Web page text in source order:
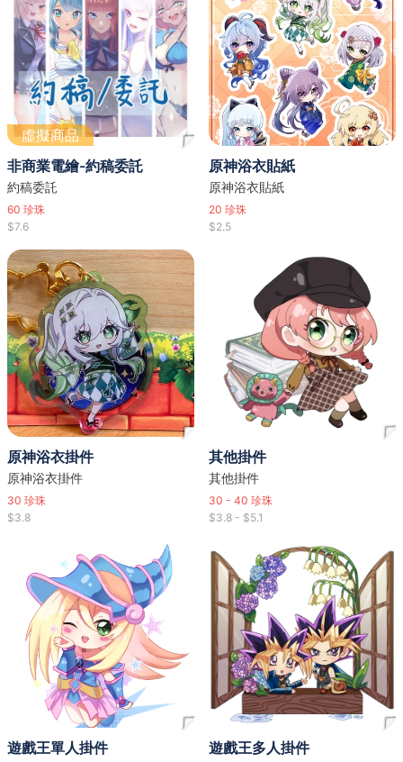
虛擬商品
非商業電繪-約稿委託
約稿委託
60 珍珠
$7.6
原神浴衣貼紙
原神浴衣貼紙
20 珍珠
$2.5
原神浴衣掛件
原神浴衣掛件
30 珍珠
$3.8
其他掛件
其他掛件
30 - 40 珍珠
$3.8 - $5.1
遊戲王單人掛件 遊戲王多人掛件